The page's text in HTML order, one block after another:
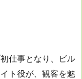
仕事となり、ビル
ト役が、観客を魅